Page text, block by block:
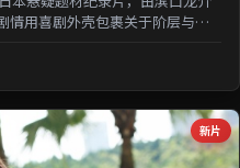
情用喜剧外壳包裹关于阶层与选
新片